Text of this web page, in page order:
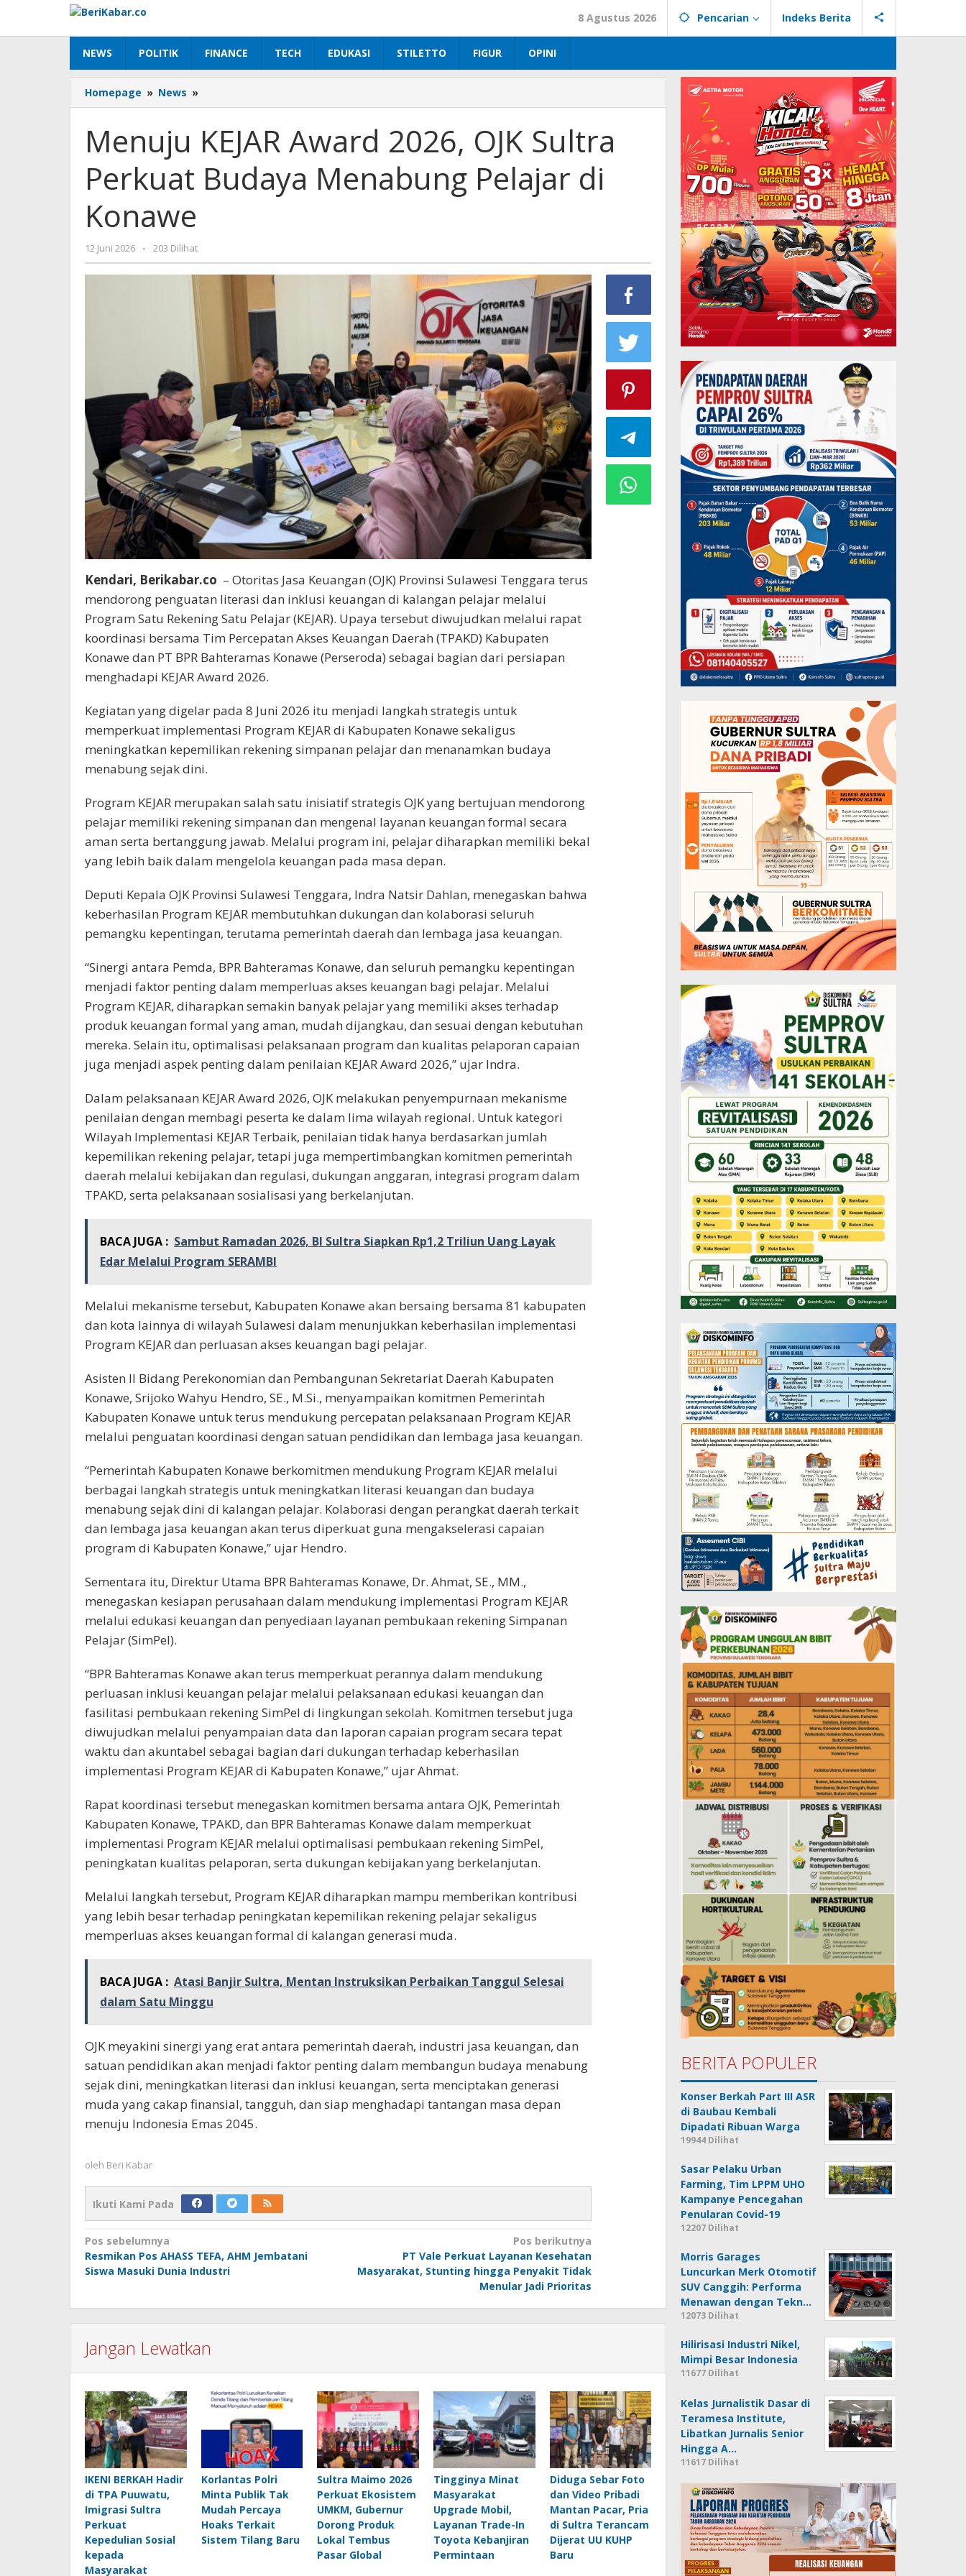
konten
8 Agustus 2026 Pencarian Indeks Berita
NEWS POLITIK FINANCE TECH EDUKASI STILETTO FIGUR OPINI
Homepage » News »
KEJAR
2026,
OJK
Sultra
Perkuat
Menuju KEJAR Award 2026, OJK Sultra
Perkuat Budaya Menabung Pelajar di
Konawe
12 Juni 2026
oleh
Beri
Kabar
- 203 Dilihat
Kendari, Berikabar.co – Otoritas Jasa Keuangan (OJK) Provinsi Sulawesi Tenggara terus
mendorong penguatan literasi dan inklusi keuangan di kalangan pelajar melalui
Program Satu Rekening Satu Pelajar (KEJAR). Upaya tersebut diwujudkan melalui rapat
koordinasi bersama Tim Percepatan Akses Keuangan Daerah (TPAKD) Kabupaten
Konawe dan PT BPR Bahteramas Konawe (Perseroda) sebagai bagian dari persiapan
menghadapi KEJAR Award 2026.
Kegiatan yang digelar pada 8 Juni 2026 itu menjadi langkah strategis untuk
memperkuat implementasi Program KEJAR di Kabupaten Konawe sekaligus
meningkatkan kepemilikan rekening simpanan pelajar dan menanamkan budaya
menabung sejak dini.
Program KEJAR merupakan salah satu inisiatif strategis OJK yang bertujuan mendorong
pelajar memiliki rekening simpanan dan mengenal layanan keuangan formal secara
aman serta bertanggung jawab. Melalui program ini, pelajar diharapkan memiliki bekal
yang lebih baik dalam mengelola keuangan pada masa depan.
Deputi Kepala OJK Provinsi Sulawesi Tenggara, Indra Natsir Dahlan, menegaskan bahwa
keberhasilan Program KEJAR membutuhkan dukungan dan kolaborasi seluruh
pemangku kepentingan, terutama pemerintah daerah dan lembaga jasa keuangan.
“Sinergi antara Pemda, BPR Bahteramas Konawe, dan seluruh pemangku kepentingan
menjadi faktor penting dalam memperluas akses keuangan bagi pelajar. Melalui
Program KEJAR, diharapkan semakin banyak pelajar yang memiliki akses terhadap
produk keuangan formal yang aman, mudah dijangkau, dan sesuai dengan kebutuhan
mereka. Selain itu, optimalisasi pelaksanaan program dan kualitas pelaporan capaian
juga menjadi aspek penting dalam penilaian KEJAR Award 2026,” ujar Indra.
Dalam pelaksanaan KEJAR Award 2026, OJK melakukan penyempurnaan mekanisme
penilaian dengan membagi peserta ke dalam lima wilayah regional. Untuk kategori
Wilayah Implementasi KEJAR Terbaik, penilaian tidak hanya berdasarkan jumlah
kepemilikan rekening pelajar, tetapi juga mempertimbangkan komitmen pemerintah
daerah melalui kebijakan dan regulasi, dukungan anggaran, integrasi program dalam
TPAKD, serta pelaksanaan sosialisasi yang berkelanjutan.
BACA JUGA : Sambut Ramadan 2026, BI Sultra Siapkan Rp1,2 Triliun Uang Layak
Edar Melalui Program SERAMBI
Melalui mekanisme tersebut, Kabupaten Konawe akan bersaing bersama 81 kabupaten
dan kota lainnya di wilayah Sulawesi dalam menunjukkan keberhasilan implementasi
Program KEJAR dan perluasan akses keuangan bagi pelajar.
Asisten II Bidang Perekonomian dan Pembangunan Sekretariat Daerah Kabupaten
Konawe, Srijoko Wahyu Hendro, SE., M.Si., menyampaikan komitmen Pemerintah
Kabupaten Konawe untuk terus mendukung percepatan pelaksanaan Program KEJAR
melalui penguatan koordinasi dengan satuan pendidikan dan lembaga jasa keuangan.
“Pemerintah Kabupaten Konawe berkomitmen mendukung Program KEJAR melalui
berbagai langkah strategis untuk meningkatkan literasi keuangan dan budaya
menabung sejak dini di kalangan pelajar. Kolaborasi dengan perangkat daerah terkait
dan lembaga jasa keuangan akan terus diperkuat guna mengakselerasi capaian
program di Kabupaten Konawe,” ujar Hendro.
Sementara itu, Direktur Utama BPR Bahteramas Konawe, Dr. Ahmat, SE., MM.,
menegaskan kesiapan perusahaan dalam mendukung implementasi Program KEJAR
melalui edukasi keuangan dan penyediaan layanan pembukaan rekening Simpanan
Pelajar (SimPel).
“BPR Bahteramas Konawe akan terus memperkuat perannya dalam mendukung
perluasan inklusi keuangan pelajar melalui pelaksanaan edukasi keuangan dan
fasilitasi pembukaan rekening SimPel di lingkungan sekolah. Komitmen tersebut juga
diwujudkan melalui penyampaian data dan laporan capaian program secara tepat
waktu dan akuntabel sebagai bagian dari dukungan terhadap keberhasilan
implementasi Program KEJAR di Kabupaten Konawe,” ujar Ahmat.
Rapat koordinasi tersebut menegaskan komitmen bersama antara OJK, Pemerintah
Kabupaten Konawe, TPAKD, dan BPR Bahteramas Konawe dalam memperkuat
implementasi Program KEJAR melalui optimalisasi pembukaan rekening SimPel,
peningkatan kualitas pelaporan, serta dukungan kebijakan yang berkelanjutan.
Melalui langkah tersebut, Program KEJAR diharapkan mampu memberikan kontribusi
yang lebih besar terhadap peningkatan kepemilikan rekening pelajar sekaligus
memperluas akses keuangan formal di kalangan generasi muda.
BACA JUGA : Atasi Banjir Sultra, Mentan Instruksikan Perbaikan Tanggul Selesai
dalam Satu Minggu
OJK meyakini sinergi yang erat antara pemerintah daerah, industri jasa keuangan, dan
satuan pendidikan akan menjadi faktor penting dalam membangun budaya menabung
sejak dini, meningkatkan literasi dan inklusi keuangan, serta menciptakan generasi
muda yang cakap finansial, tangguh, dan siap menghadapi tantangan masa depan
menuju Indonesia Emas 2045.
oleh Beri Kabar
Ikuti Kami Pada
Navigasi
pos
Pos sebelumnya
Resmikan Pos AHASS TEFA, AHM Jembatani
Siswa Masuki Dunia Industri
Pos berikutnya
PT Vale Perkuat Layanan Kesehatan
Masyarakat, Stunting hingga Penyakit Tidak
Menular Jadi Prioritas
Jangan Lewatkan
IKENI BERKAH Hadir
di TPA Puuwatu,
Imigrasi Sultra
Perkuat
Kepedulian Sosial
kepada
Masyarakat
Korlantas Polri
Minta Publik Tak
Mudah Percaya
Hoaks Terkait
Sistem Tilang Baru
Sultra Maimo 2026
Perkuat Ekosistem
UMKM, Gubernur
Dorong Produk
Lokal Tembus
Pasar Global
Tingginya Minat
Masyarakat
Upgrade Mobil,
Layanan Trade-In
Toyota Kebanjiran
Permintaan
Diduga Sebar Foto
dan Video Pribadi
Mantan Pacar, Pria
di Sultra Terancam
Dijerat UU KUHP
Baru
BERITA POPULER
Konser Berkah Part III ASR
di Baubau Kembali
Dipadati Ribuan Warga
19944 Dilihat
Sasar Pelaku Urban
Farming, Tim LPPM UHO
Kampanye Pencegahan
Penularan Covid-19
12207 Dilihat
Morris Garages
Luncurkan Merk Otomotif
SUV Canggih: Performa
Menawan dengan Tekn…
12073 Dilihat
Hilirisasi Industri Nikel,
Mimpi Besar Indonesia
11677 Dilihat
Kelas Jurnalistik Dasar di
Teramesa Institute,
Libatkan Jurnalis Senior
Hingga A…
11617 Dilihat